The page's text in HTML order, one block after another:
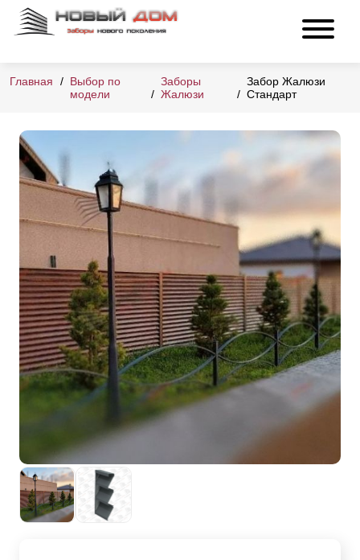
Главная
Выбор по
модели
Заборы
Жалюзи
Забор Жалюзи
Стандарт